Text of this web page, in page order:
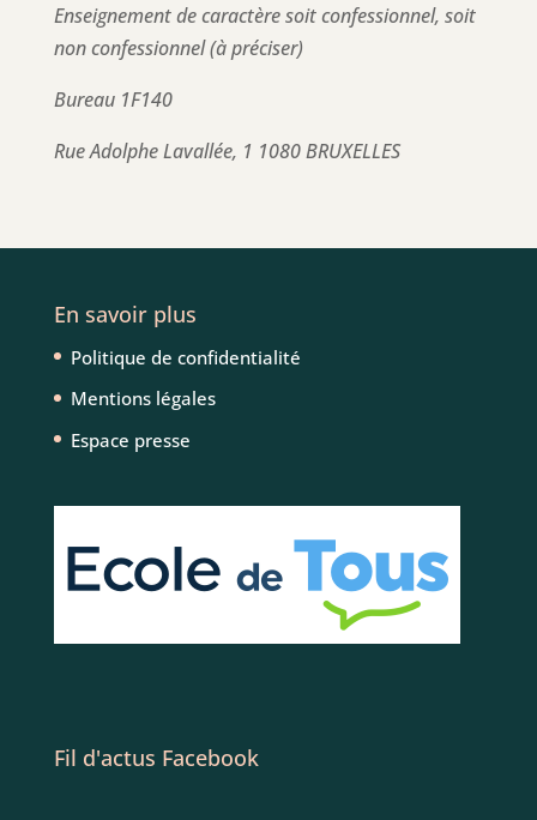
Enseignement de caractère soit confessionnel, soit
non confessionnel (à préciser)
Bureau 1F140
Rue Adolphe Lavallée, 1 1080 BRUXELLES
En savoir plus
Politique de confidentialité
Mentions légales
Espace presse
Fil d'actus Facebook